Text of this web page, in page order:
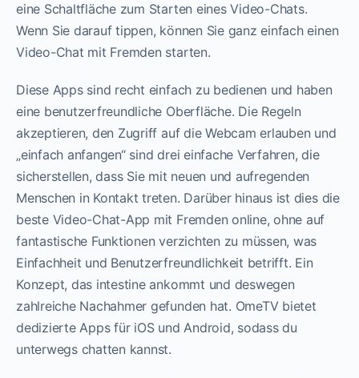
eine Schaltfläche zum Starten eines Video-Chats.
Wenn Sie darauf tippen, können Sie ganz einfach einen
Video-Chat mit Fremden starten.
Diese Apps sind recht einfach zu bedienen und haben
eine benutzerfreundliche Oberfläche. Die Regeln
akzeptieren, den Zugriff auf die Webcam erlauben und
„einfach anfangen“ sind drei einfache Verfahren, die
sicherstellen, dass Sie mit neuen und aufregenden
Menschen in Kontakt treten. Darüber hinaus ist dies die
beste Video-Chat-App mit Fremden online, ohne auf
fantastische Funktionen verzichten zu müssen, was
Einfachheit und Benutzerfreundlichkeit betrifft. Ein
Konzept, das intestine ankommt und deswegen
zahlreiche Nachahmer gefunden hat. OmeTV bietet
dedizierte Apps für iOS und Android, sodass du
unterwegs chatten kannst.